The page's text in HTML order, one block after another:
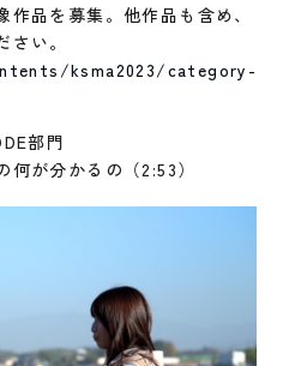
品を募集。他作品も含め、
い。
ksma2023/category-
部門
が分かるの（2:53）